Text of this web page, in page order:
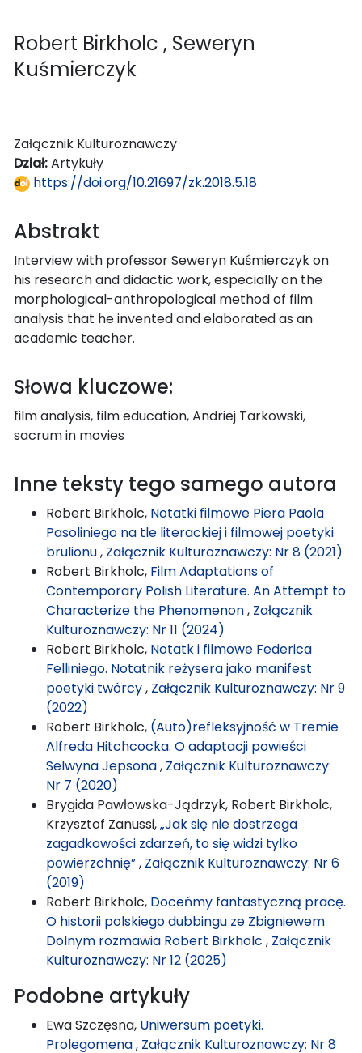
Robert Birkholc , Seweryn
Kuśmierczyk
Załącznik Kulturoznawczy
Dział:Artykuły
https://doi.org/10.21697/zk.2018.5.18
Abstrakt
Interview with professor Seweryn Kuśmierczyk on
his research and didactic work, especially on the
morphological-anthropological method of film
analysis that he invented and elaborated as an
academic teacher.
Słowa kluczowe:
film analysis, film education, Andriej Tarkowski,
sacrum in movies
Inne teksty tego samego autora
Robert Birkholc, Notatki filmowe Piera Paola
Pasoliniego na tle literackiej i filmowej poetyki
brulionu, Załącznik Kulturoznawczy: Nr 8 (2021)
Robert Birkholc, Film Adaptations of
Contemporary Polish Literature. An Attempt to
Characterize the Phenomenon, Załącznik
Kulturoznawczy: Nr 11 (2024)
Robert Birkholc, Notatk i filmowe Federica
Felliniego. Notatnik reżysera jako manifest
poetyki twórcy, Załącznik Kulturoznawczy: Nr 9
(2022)
Robert Birkholc, (Auto)refleksyjność w Tremie
Alfreda Hitchcocka. O adaptacji powieści
Selwyna Jepsona, Załącznik Kulturoznawczy:
Nr 7 (2020)
Brygida Pawłowska-Jądrzyk, Robert Birkholc,
Krzysztof Zanussi,„Jak się nie dostrzega
zagadkowości zdarzeń, to się widzi tylko
powierzchnię”, Załącznik Kulturoznawczy: Nr 6
(2019)
Robert Birkholc, Doceńmy fantastyczną pracę.
O historii polskiego dubbingu ze Zbigniewem
Dolnym rozmawia Robert Birkholc , Załącznik
Kulturoznawczy: Nr 12 (2025)
Podobne artykuły
Ewa Szczęsna, Uniwersum poetyki.
Prolegomena, Załącznik Kulturoznawczy: Nr 8